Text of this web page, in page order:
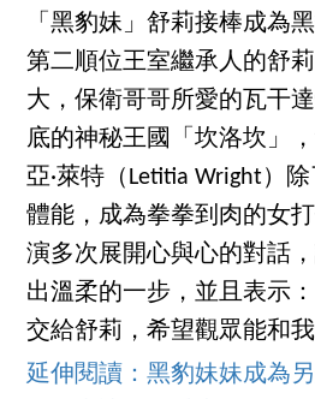
「黑豹妹」舒莉接棒成為
第二順位王室繼承人的舒
大，保衛哥哥所愛的瓦干
底的神秘王國「坎洛坎」
亞·萊特（Letitia Wright）
體能，成為拳拳到肉的女
演多次展開心與心的對話
出溫柔的一步，並且表示
交給舒莉，希望觀眾能和我
延伸閱讀：黑豹妹妹成為